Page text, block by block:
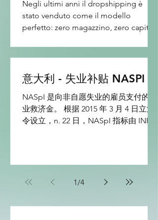
cliente. E leggendo il documento
completo, il messaggio è molto
chiaro: se vendi su Temu in Europa,
Negli ultimi anni il dropshipping è
stato venduto come il modello
perfetto: zero magazzino, zero capitale
eBay e marketplace minori
semplicemente facendo da
intermediari tra fornitore e cliente
finale. Ma quando si parla di Temu, la
situazione è molto diversa. Temu ha
意大利 - 失业补贴 NASPI
NASpI 是向非自愿失业的雇员支付的失
业救济金。 根据 2015 年 3 月 4 日立法
令设立，n. 22 日，NASpI 指标由 INPS
金额和持续时间取决于工人的工资和缴
款历史，特别是平均月薪和最近缴款周
1/4